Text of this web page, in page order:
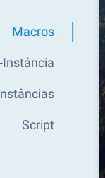
Macros
Script